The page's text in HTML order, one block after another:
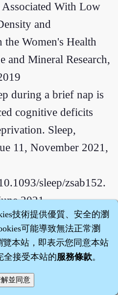
With Low
and
the Women's Health
and Mineral Research,
during a brief nap is
cognitive deficits
Sleep,
11, November 2021,
sleep/zsab152.
2021.
E L, Eckel R
Weekend Recovery
Metabolic
a Repeating
Sleep and
技術提供優質、安全的瀏
可能導致無法正常瀏
覽本站，即表示您同意本站
全接受本站的服務條款。